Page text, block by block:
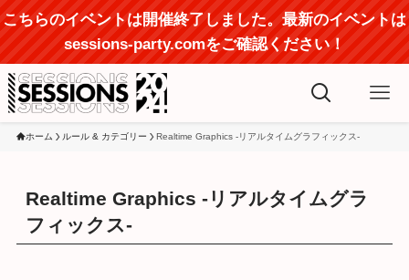
こちらのイベントは開催終了しました。最新のイベントは
sessions-party.comをご確認ください！
ホーム ルール & カテゴリー Realtime Graphics -リアルタイムグラフィックス-
Realtime Graphics -リアルタイムグラ
フィックス-